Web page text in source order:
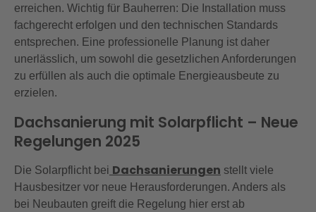
erreichen. Wichtig für Bauherren: Die Installation muss
fachgerecht erfolgen und den technischen Standards
entsprechen. Eine professionelle Planung ist daher
unerlässlich, um sowohl die gesetzlichen Anforderungen
zu erfüllen als auch die optimale Energieausbeute zu
erzielen.
Dachsanierung mit Solarpflicht – Neue
Regelungen 2025
Die Solarpflicht bei Dachsanierungen stellt viele
Hausbesitzer vor neue Herausforderungen. Anders als
bei Neubauten greift die Regelung hier erst ab